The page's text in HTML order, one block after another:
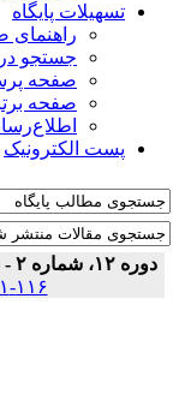
تسهیلات پایگاه
راهنمای
جستجو در
صفحه
صفحه
پست الکترونیک
دوره ۱۲، شماره ۲ - ( ۶-۱۳۹۶ )
۱۱۶-۱۱۱